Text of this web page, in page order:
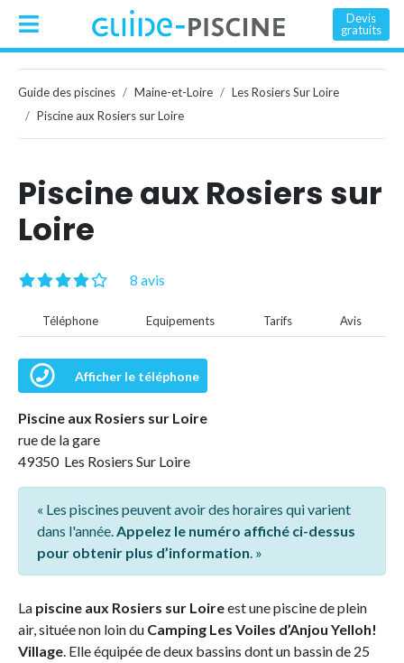
Devis
gratuits
Guide des piscines Maine-et-Loire
Les Rosiers Sur Loire
Piscine aux Rosiers sur Loire
Piscine aux Rosiers sur
Loire
8 avis
Téléphone Equipements Tarifs Avis
Afficher le téléphone
Piscine aux Rosiers sur Loire
rue de la gare
49350 Les Rosiers Sur Loire
« Les piscines peuvent avoir des horaires qui varient
dans l'année.Appelez le numéro affiché ci-dessus
pour obtenir plus d’information. »
La piscine aux Rosiers sur Loireest une piscine de plein
air, située non loin du Camping Les Voiles d’Anjou Yelloh!
Village. Elle équipée de deux bassins dont un bassin de 25